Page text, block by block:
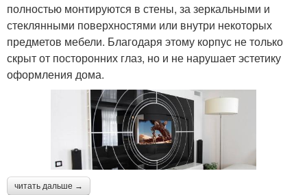
полностью монтируются в стены, за зеркальными и
стеклянными поверхностями или внутри некоторых
предметов мебели. Благодаря этому корпус не только
скрыт от посторонних глаз, но и не нарушает эстетику
оформления дома.
читать дальше →